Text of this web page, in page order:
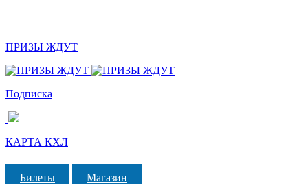
ПРИЗЫ ЖДУТ
Подписка
КАРТА КХЛ
Билеты
Магазин